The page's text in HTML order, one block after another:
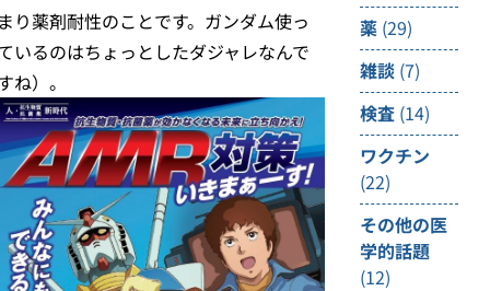
り薬剤耐性のことです。ガンダム使っ
いるのはちょっとしたダジャレなんで
ね）。
薬 (29)
雑談 (7)
検査 (14)
ワクチン
(22)
その他の医
学的話題
(12)